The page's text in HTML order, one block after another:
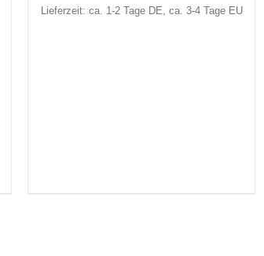
Lieferzeit: ca. 1-2 Tage DE, ca. 3-4 Tage EU